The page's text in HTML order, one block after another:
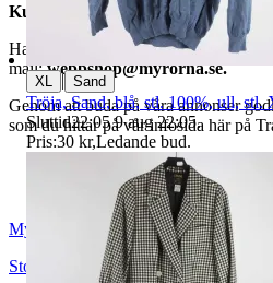
Kundservice
Har du frågor eller funderingar hör
mail:webbshop@myrorna.se.
Genom att buda på våra annonser
som du hittar på vår infosida här på
Myrorna
Stockholm
Sverige
XL | Sand
Tröja, Sand, blå, stl. 100%, ull, stl.
Sluttid22:05 9 aug 22:05.
Pris:30 kr,Ledande bud.